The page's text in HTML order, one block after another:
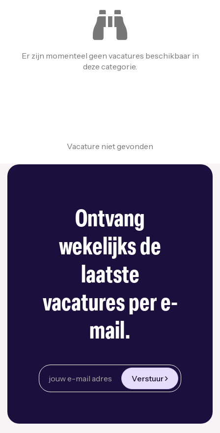
Er zijn momenteel geen vacatures beschikbaar in
deze categorie.
Vacature niet gevonden
Ontvang
wekelijks de
laatste
vacatures per e-
mail.
Verstuur